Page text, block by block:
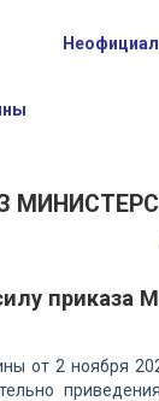
приказа
от 2 ноября